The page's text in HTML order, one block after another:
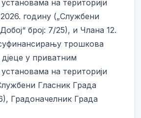
на територији
годину („Службени
број: 7/25), и Члана 12.
трошкова
у приватним
на територији
Гласник Града
Градоначелник Града